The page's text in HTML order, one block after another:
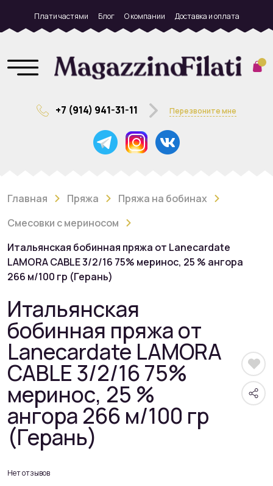
Плати частями Блог О компании Доставка и оплата
+7 (914) 941-31-11 Перезвоните мне
Главная Пряжа
Пряжа на бобинах
Смесовки с мериносом
Итальянская бобинная пряжа от Lanecardate
LAMORA CABLE 3/2/16 75% меринос, 25 % ангора
266 м/100 гр (Герань)
Итальянская
бобинная пряжа от
Lanecardate LAMORA
CABLE 3/2/16 75%
меринос, 25 %
ангора 266 м/100 гр
(Герань)
Нет отзывов